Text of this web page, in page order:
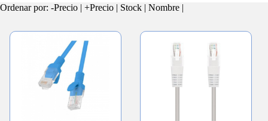
Ordenar por: -Precio | +Precio | Stock | Nombre |